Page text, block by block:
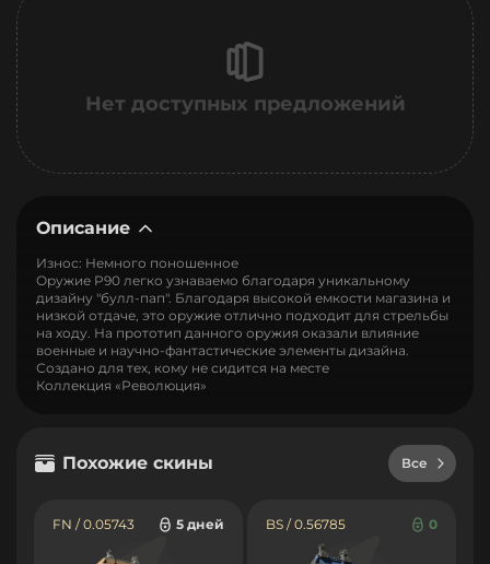
Нет доступных предложений
Описание
Износ: Немного поношенное
Оружие P90 легко узнаваемо благодаря уникальному
дизайну "булл-пап". Благодаря высокой емкости магазина и
низкой отдаче, это оружие отлично подходит для стрельбы
на ходу. На прототип данного оружия оказали влияние
военные и научно-фантастические элементы дизайна.
Создано для тех, кому не сидится на месте
Коллекция «Революция»
Похожие скины Все
FN / 0.05743 5 дней BS / 0.56785 0